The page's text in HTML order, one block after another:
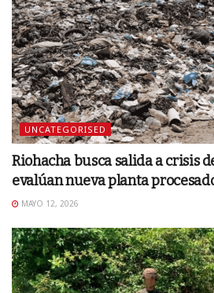
UNCATEGORISED
Riohacha busca salida a crisis
evalúan nueva planta
MAYO 12, 2026